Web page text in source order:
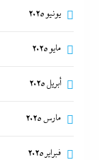
يونيو 2025
مايو 2025
أبريل 2025
مارس 2025
فبراير 2025